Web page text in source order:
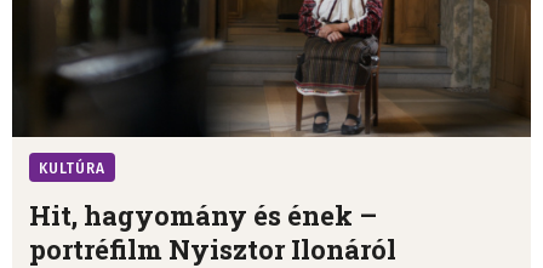
KULTÚRA
Hit, hagyomány és ének –
portréfilm Nyisztor Ilonáról